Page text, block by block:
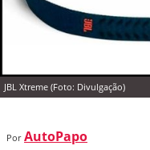
JBL Xtreme (Foto: Divulgação)
Por AutoPapo